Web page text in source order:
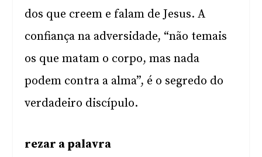
dos que creem e falam de Jesus. A
confiança na adversidade, “não temais
os que matam o corpo, mas nada
podem contra a alma”, é o segredo do
verdadeiro discípulo.
rezar a palavra